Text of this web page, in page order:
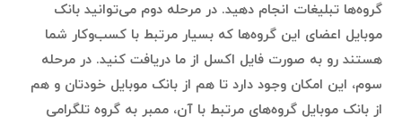
گروه‌ها تبلیغات انجام دهید. در مرحله دوم می‌توانید بانک
موبایل اعضای این گروه‌ها که بسیار مرتبط با کسب‌وکار شما
هستند رو به صورت فایل اکسل از ما دریافت کنید. در مرحله
سوم، این امکان وجود دارد تا هم از بانک موبایل خودتان و هم
از بانک موبایل گروه‌های مرتبط با آن، ممبر به گروه تلگرامی